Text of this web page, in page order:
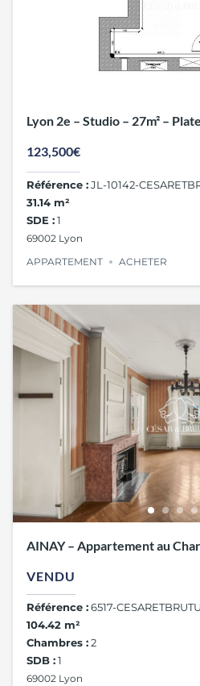
Lyon 2e – Studio – 27m² –
123,500€
Référence :JL-10142-
31.14 m²
SDE :1
69002 Lyon
APPARTEMENT
ACHETER
AINAY – Appartement au
VENDU
Référence :6517-
104.42 m²
Chambres :2
SDB :1
69002 Lyon